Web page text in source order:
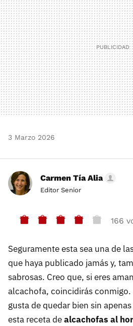
3 Marzo 2026
Carmen Tía Alia
Editor Senior
166
Seguramente esta sea una de
que haya publicado jamás y,
sabrosas. Creo que, si eres
alcachofa, coincidirás conmigo.
gusta de quedar bien sin
esta receta dealcachofas al